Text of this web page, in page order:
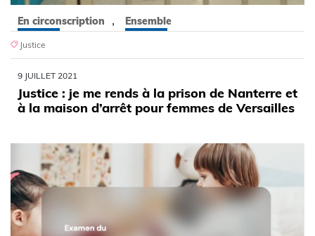
En circonscription , Ensemble
Justice
9 JUILLET 2021
Justice : je me rends à la prison de Nanterre et
à la maison d’arrêt pour femmes de Versailles